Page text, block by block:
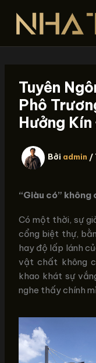
dung
Tuyên
Phô
Hưởng
Bởi admin /
“Giàu có” không
Có một thời, sự
cổng biệt thự,
hay độ lấp lánh
vật chất không
khao khát sự
nghe thấy chính